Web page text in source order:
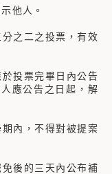
他人。
之二之投票，有效
投票完畢日內公告
應公告之日起，解
內，不得對被提案
後的三天內公布補